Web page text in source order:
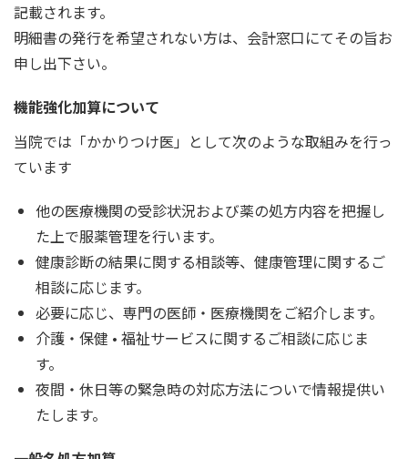
記載されます。
明細書の発行を希望されない方は、会計窓口にてその旨お
申し出下さい。
機能強化加算について
当院では「かかりつけ医」として次のような取組みを行っ
ています
他の医療機関の受診状況および薬の処方内容を把握し
た上で服薬管理を行います。
健康診断の結果に関する相談等、健康管理に関するご
相談に応じます。
必要に応じ、専門の医師・医療機関をご紹介します。
介護・保健 • 福祉サービスに関するご相談に応じま
す。
夜間・休日等の緊急時の対応方法についで情報提供い
たします。